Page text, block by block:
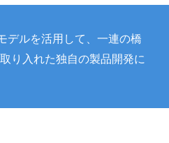
デルを活用して、一連の橋
り入れた独自の製品開発に